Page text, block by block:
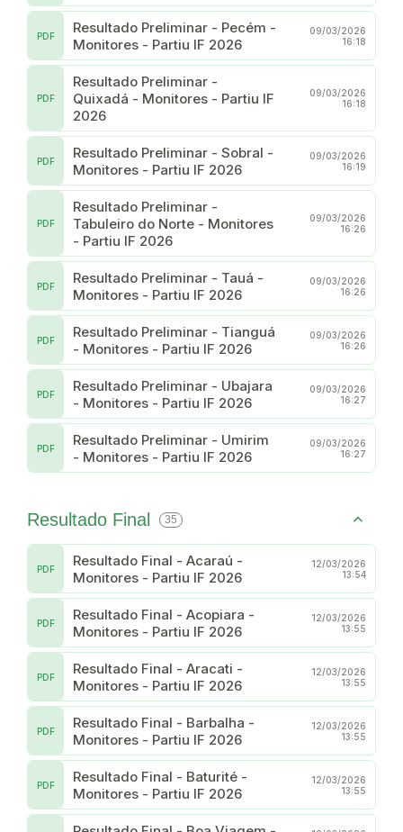
Resultado Preliminar - Pecém -
Monitores - Partiu IF 2026
PDF
09/03/2026
16:18
Resultado Preliminar -
Quixadá - Monitores - Partiu IF
2026
PDF
09/03/2026
16:18
Resultado Preliminar - Sobral -
Monitores - Partiu IF 2026
PDF
09/03/2026
16:19
Resultado Preliminar -
Tabuleiro do Norte - Monitores
- Partiu IF 2026
PDF
09/03/2026
16:26
Resultado Preliminar - Tauá -
Monitores - Partiu IF 2026
PDF
09/03/2026
16:26
Resultado Preliminar - Tianguá
- Monitores - Partiu IF 2026
PDF
09/03/2026
16:26
Resultado Preliminar - Ubajara
- Monitores - Partiu IF 2026
PDF
09/03/2026
16:27
Resultado Preliminar - Umirim
- Monitores - Partiu IF 2026
PDF
09/03/2026
16:27
Resultado Final 35
Resultado Final - Acaraú -
Monitores - Partiu IF 2026
PDF
12/03/2026
13:54
Resultado Final - Acopiara -
Monitores - Partiu IF 2026
PDF
12/03/2026
13:55
Resultado Final - Aracati -
Monitores - Partiu IF 2026
PDF
12/03/2026
13:55
Resultado Final - Barbalha -
Monitores - Partiu IF 2026
PDF
12/03/2026
13:55
Resultado Final - Baturité -
Monitores - Partiu IF 2026
PDF
12/03/2026
13:55